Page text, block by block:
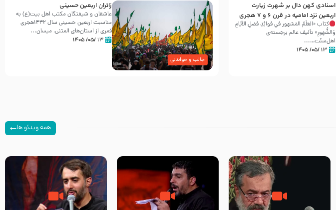
اسنادی کهن دال بر شهرت زیارت
اربعین نزد امامیه در قرن ۶ و ۷ هجری
کتاب «العَلَمُ المَشهور في فَوائِدِ فَضلِ الأيّامِ
وَالشُّهورِ» تألیف عالم برجسته‌ی
اهل‌سنّت…...
۱۳ /۰۵/ ۱۴۰۵
جالب و خواندنی
زائران اربعین حسینی
عاشقان و شیفتگان مکتب اهل بیت(ع) به
مناسبت اربعین حسینی سال ۱۴۴۲هجری
قمری از استان‌های المثنی، میسان...
۱۳ /۰۵/ ۱۴۰۵
همه ویدئو ها